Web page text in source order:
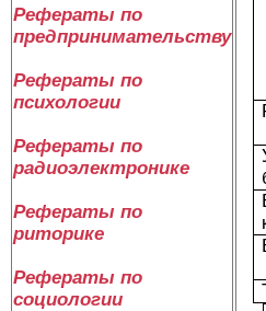
Рефераты по
предпринимательству
Рефераты по
психологии
Рефераты по
радиоэлектронике
Рефераты по
риторике
Рефераты по
социологии